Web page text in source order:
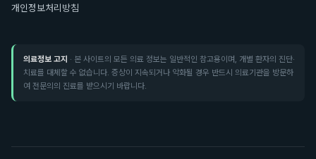
개인정보처리방침
의료정보 고지 · 본 사이트의 모든 의료 정보는 일반적인 참고용이며, 개별 환자의 진단·
치료를 대체할 수 없습니다. 증상이 지속되거나 악화될 경우 반드시 의료기관을 방문하
여 전문의의 진료를 받으시기 바랍니다.